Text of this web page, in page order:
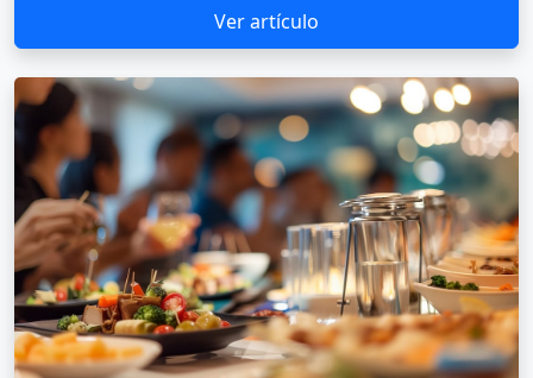
Ver artículo